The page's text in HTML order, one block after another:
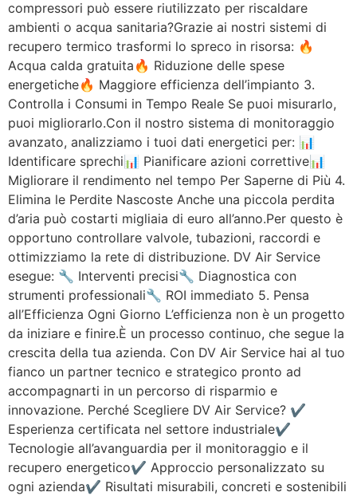
compressori può essere riutilizzato per riscaldare
ambienti o acqua sanitaria?Grazie ai nostri sistemi di
recupero termico trasformi lo spreco in risorsa: 🔥
Acqua calda gratuita🔥 Riduzione delle spese
energetiche🔥 Maggiore efficienza dell’impianto 3.
Controlla i Consumi in Tempo Reale Se puoi misurarlo,
puoi migliorarlo.Con il nostro sistema di monitoraggio
avanzato, analizziamo i tuoi dati energetici per: 📊
Identificare sprechi📊 Pianificare azioni correttive📊
Migliorare il rendimento nel tempo Per Saperne di Più 4.
Elimina le Perdite Nascoste Anche una piccola perdita
d’aria può costarti migliaia di euro all’anno.Per questo è
opportuno controllare valvole, tubazioni, raccordi e
ottimizziamo la rete di distribuzione. DV Air Service
esegue: 🔧 Interventi precisi🔧 Diagnostica con
strumenti professionali🔧 ROI immediato 5. Pensa
all’Efficienza Ogni Giorno L’efficienza non è un progetto
da iniziare e finire.È un processo continuo, che segue la
crescita della tua azienda. Con DV Air Service hai al tuo
fianco un partner tecnico e strategico pronto ad
accompagnarti in un percorso di risparmio e
innovazione. Perché Scegliere DV Air Service? ✔
Esperienza certificata nel settore industriale✔
Tecnologie all’avanguardia per il monitoraggio e il
recupero energetico✔ Approccio personalizzato su
ogni azienda✔ Risultati misurabili, concreti e sostenibili